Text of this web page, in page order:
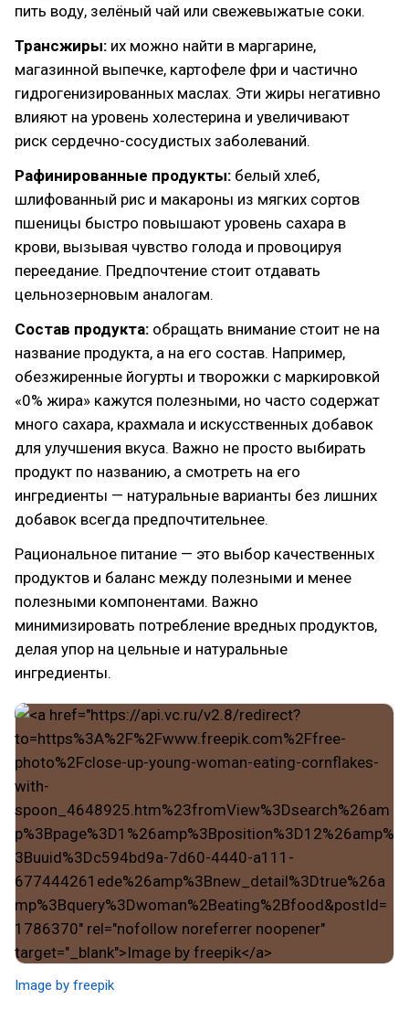
пить воду, зелёный чай или свежевыжатые соки.
Трансжиры: их можно найти в маргарине,
магазинной выпечке, картофеле фри и частично
гидрогенизированных маслах. Эти жиры негативно
влияют на уровень холестерина и увеличивают
риск сердечно-сосудистых заболеваний.
Рафинированные продукты: белый хлеб,
шлифованный рис и макароны из мягких сортов
пшеницы быстро повышают уровень сахара в
крови, вызывая чувство голода и провоцируя
переедание. Предпочтение стоит отдавать
цельнозерновым аналогам.
Состав продукта: обращать внимание стоит не на
название продукта, а на его состав. Например,
обезжиренные йогурты и творожки с маркировкой
«0% жира» кажутся полезными, но часто содержат
много сахара, крахмала и искусственных добавок
для улучшения вкуса. Важно не просто выбирать
продукт по названию, а смотреть на его
ингредиенты — натуральные варианты без лишних
добавок всегда предпочтительнее.
Рациональное питание — это выбор качественных
продуктов и баланс между полезными и менее
полезными компонентами. Важно
минимизировать потребление вредных продуктов,
делая упор на цельные и натуральные
ингредиенты.
Image by freepik